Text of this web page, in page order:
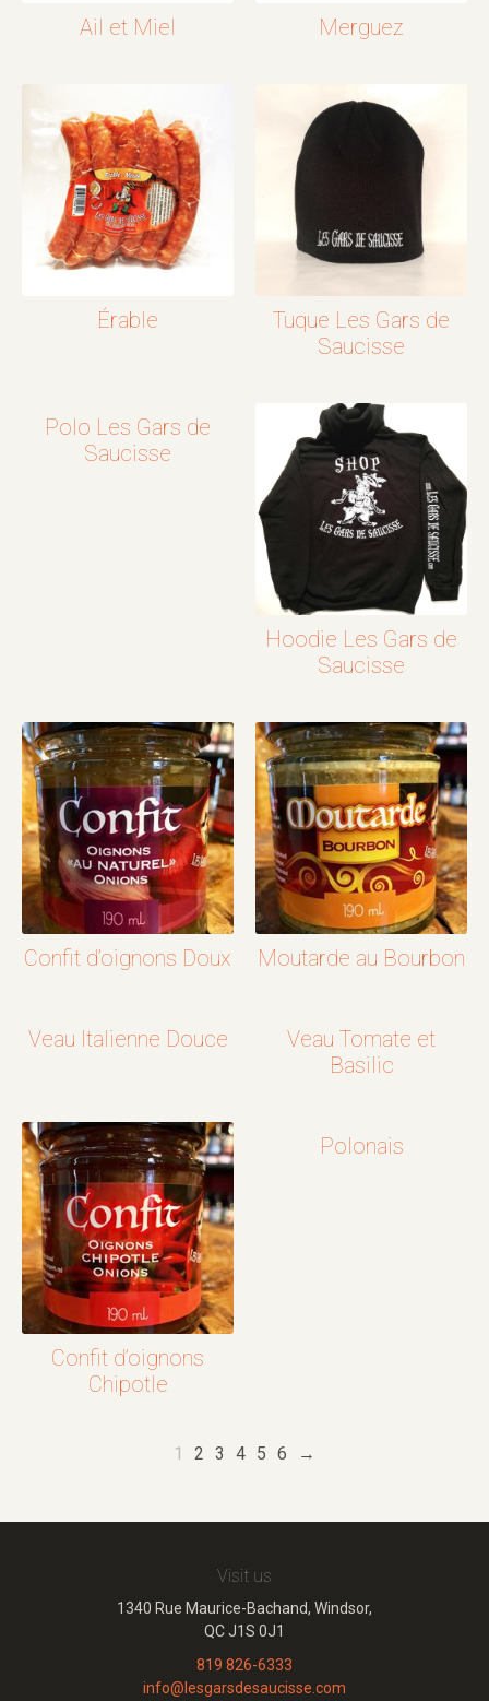
Ail et Miel Merguez
Érable
Tuque Les Gars de
Saucisse
Polo Les Gars de
Saucisse
Hoodie Les Gars de
Saucisse
Confit d’oignons Doux Moutarde au Bourbon
Veau Italienne Douce
Veau Tomate et
Basilic
Confit d’oignons
Chipotle
Polonais
1 2 3 4 5 6 →
Visit us
1340 Rue Maurice-Bachand, Windsor,
QC J1S 0J1
819 826-6333
info@lesgarsdesaucisse.com